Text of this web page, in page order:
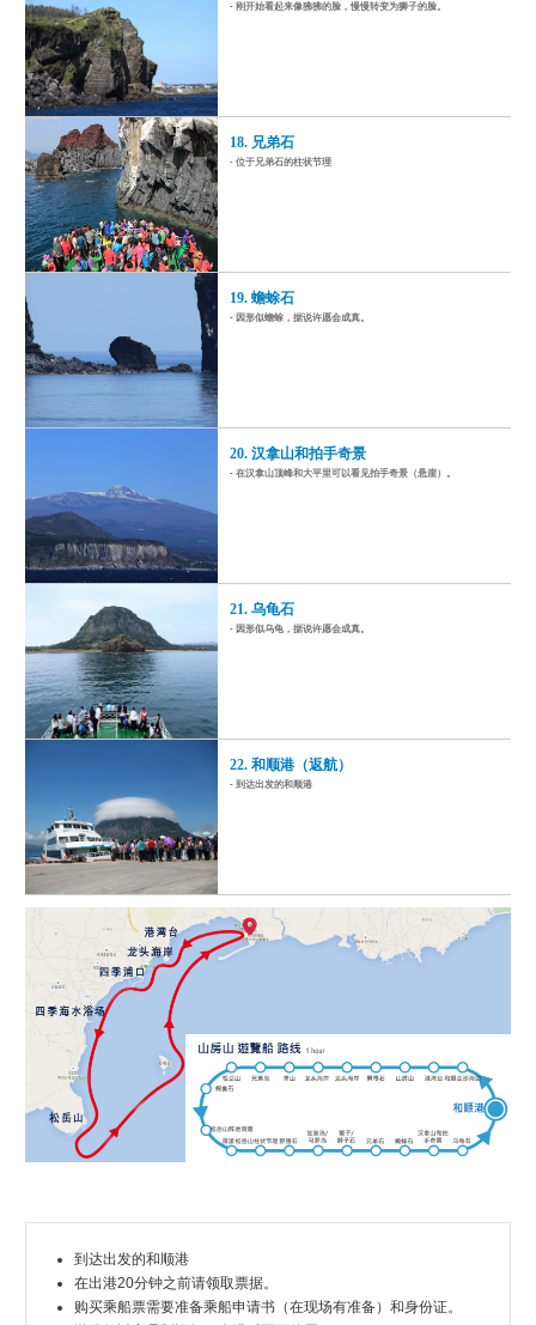
- 刚开始看起来像狒狒的脸，慢慢转变为狮子的脸。
18. 兄弟石
- 位于兄弟石的柱状节理
19. 蟾蜍石
- 因形似蟾蜍，据说许愿会成真。
20. 汉拿山和拍手奇景
- 在汉拿山顶峰和大平里可以看见拍手奇景（悬崖）。
21. 乌龟石
- 因形似乌龟，据说许愿会成真。
22. 和顺港（返航）
- 到达出发的和顺港
到达出发的和顺港
在出港20分钟之前请领取票据。
购买乘船票需要准备乘船申请书（在现场有准备）和身份证。